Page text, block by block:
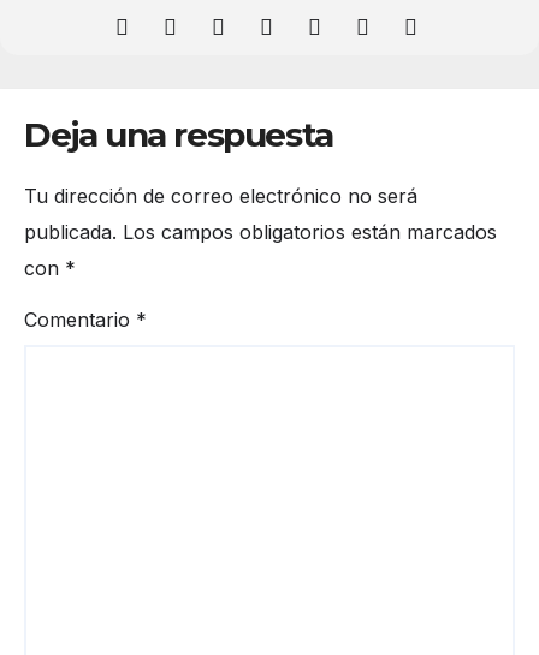
Deja una respuesta
Tu dirección de correo electrónico no será
publicada. Los campos obligatorios están marcados
con *
Comentario *